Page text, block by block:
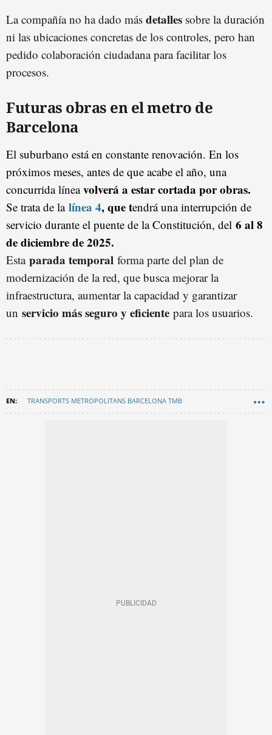
La compañía no ha dado más detalles sobre la duración
ni las ubicaciones concretas de los controles, pero han
pedido colaboración ciudadana para facilitar los
procesos.
Futuras obras en el metro de
Barcelona
El suburbano está en constante renovación. En los
próximos meses, antes de que acabe el año, una
concurrida líneavolverá a estar cortada por obras.
Se trata de la línea 4, que tendrá una interrupción de
servicio durante el puente de la Constitución, del 6 al 8
de diciembre de 2025.
Esta parada temporal forma parte del plan de
modernización de la red, que busca mejorar la
infraestructura, aumentar la capacidad y garantizar
un servicio más seguro y eficiente para los usuarios.
TRANSPORTS METROPOLITANS BARCELONA TMB